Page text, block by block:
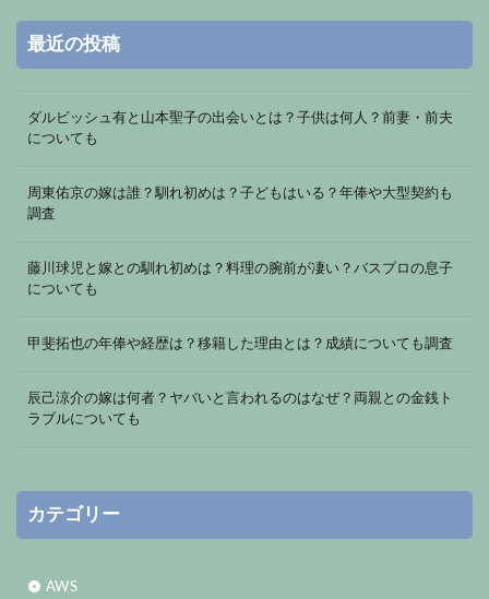
最近の投稿
ダルビッシュ有と山本聖子の出会いとは？子供は何人？前妻・前夫
についても
周東佑京の嫁は誰？馴れ初めは？子どもはいる？年俸や大型契約も
調査
藤川球児と嫁との馴れ初めは？料理の腕前が凄い？バスプロの息子
についても
甲斐拓也の年俸や経歴は？移籍した理由とは？成績についても調査
辰己涼介の嫁は何者？ヤバいと言われるのはなぜ？両親との金銭ト
ラブルについても
カテゴリー
AWS